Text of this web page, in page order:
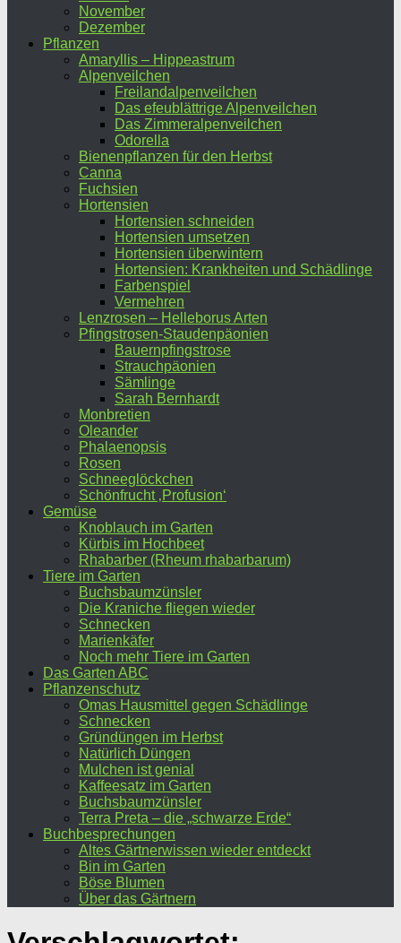
November
Dezember
Pflanzen
Amaryllis – Hippeastrum
Alpenveilchen
Freilandalpenveilchen
Das efeublättrige Alpenveilchen
Das Zimmeralpenveilchen
Odorella
Bienenpflanzen für den Herbst
Canna
Fuchsien
Hortensien
Hortensien schneiden
Hortensien umsetzen
Hortensien überwintern
Hortensien: Krankheiten und Schädlinge
Farbenspiel
Vermehren
Lenzrosen – Helleborus Arten
Pfingstrosen-Staudenpäonien
Bauernpfingstrose
Strauchpäonien
Sämlinge
Sarah Bernhardt
Monbretien
Oleander
Phalaenopsis
Rosen
Schneeglöckchen
Schönfrucht ‚Profusion‘
Gemüse
Knoblauch im Garten
Kürbis im Hochbeet
Rhabarber (Rheum rhabarbarum)
Tiere im Garten
Buchsbaumzünsler
Die Kraniche fliegen wieder
Schnecken
Marienkäfer
Noch mehr Tiere im Garten
Das Garten ABC
Pflanzenschutz
Omas Hausmittel gegen Schädlinge
Schnecken
Gründüngen im Herbst
Natürlich Düngen
Mulchen ist genial
Kaffeesatz im Garten
Buchsbaumzünsler
Terra Preta – die „schwarze Erde“
Buchbesprechungen
Altes Gärtnerwissen wieder entdeckt
Bin im Garten
Böse Blumen
Über das Gärtnern